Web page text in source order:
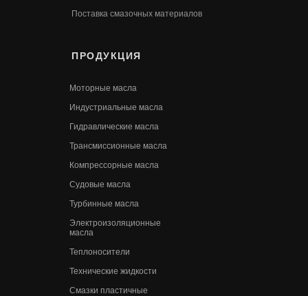
Поставка смазочных материалов
ПРОДУКЦИЯ
Моторные масла
Индустриальные масла
Гидравлические масла
Трансмиссионные масла
Компрессорные масла
Судовые масла
Турбинные масла
Электроизоляционные
масла
Теплоносители
Технические жидкости
Смазки пластичные